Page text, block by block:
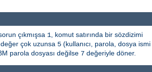
çıkmışsa 1 , komut satırında bir sözdizimi
değer çok uzunsa 5 (kullanıcı, parola, dosya ismi
parola dosyası değilse 7 değeriyle döner.